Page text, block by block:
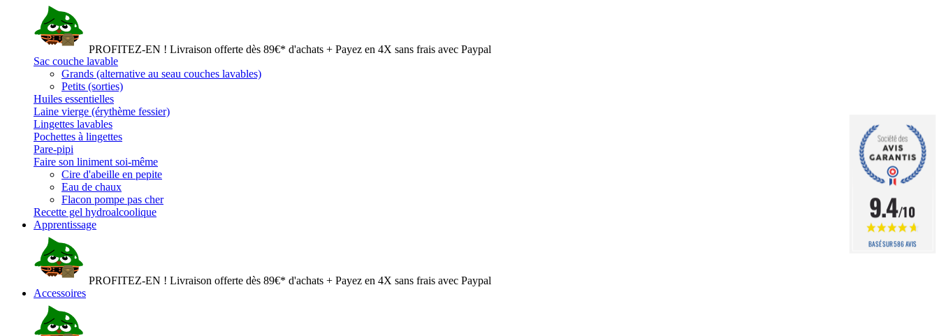
PROFITEZ-EN ! Livraison offerte dès 89€* d'achats + Payez en 4X sans frais avec Paypal
Sac couche lavable
Grands (alternative au seau couches lavables)
Petits (sorties)
Huiles essentielles
Laine vierge (érythème fessier)
Lingettes lavables
Pochettes à lingettes
Pare-pipi
Faire son liniment soi-même
Cire d'abeille en pepite
Eau de chaux
Flacon pompe pas cher
Recette gel hydroalcoolique
Apprentissage
PROFITEZ-EN ! Livraison offerte dès 89€* d'achats + Payez en 4X sans frais avec Paypal
Accessoires
9.4/10
BASÉ SUR 586 AVIS